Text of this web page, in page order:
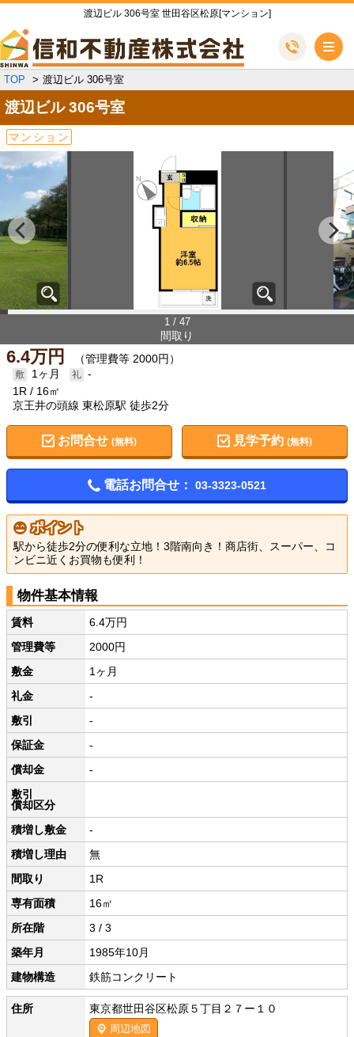
渡辺ビル 306号室 世田谷区松原[マンション]
TOP 渡辺ビル 306号室
渡辺ビル306号室
マンション
1 / 47
間取り
6.4万円 （管理費等 2000円）
1ヶ月
-
1R
16㎡
京王井の頭線 東松原駅 徒歩2分
お問合せ (無料) 見学予約(無料)
電話お問合せ： 03-3323-0521
ポイント
駅から徒歩2分の便利な立地！3階南向き！商店街、スーパー、コ
ンビニ近くお買物も便利！
物件基本情報
賃料
6.4万円
管理費等
2000円
敷金
1ヶ月
礼金
-
敷引
-
保証金
-
償却金
-
敷引
償却区分
積増し敷金
-
積増し理由
無
間取り
1R
専有面積
16㎡
所在階
3 / 3
築年月
1985年10月
建物構造
鉄筋コンクリート
住所 東京都世田谷区松原５丁目２７ー１０
周辺地図